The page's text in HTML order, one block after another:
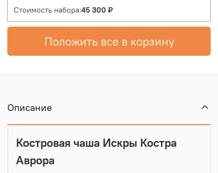
Стоимость набора:45 300 ₽
Положить все в корзину
Описание
Костровая чаша Искры Костра
Аврора